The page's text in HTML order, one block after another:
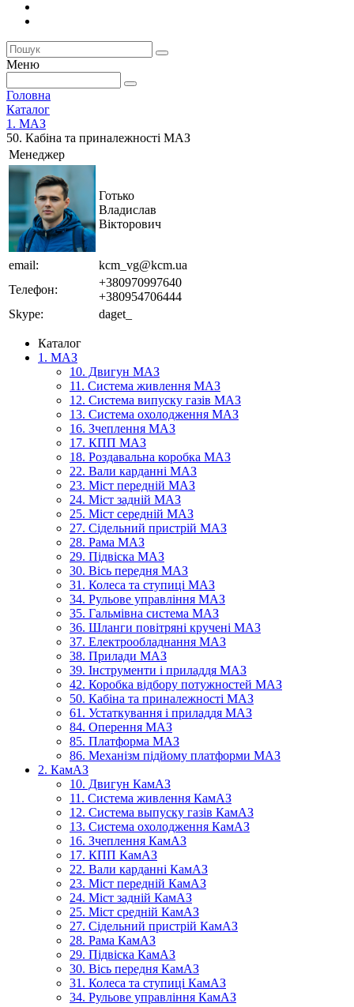
Меню
Головна
Каталог
1. МАЗ
50. Кабіна та приналежності МАЗ
Менеджер
Готько
Владислав
Вікторович
email:
kcm_vg@kcm.ua
Телефон:
+380970997640
+380954706444
Skype:
daget_
Каталог
1. МАЗ
10. Двигун МАЗ
11. Система живлення МАЗ
12. Система випуску газів МАЗ
13. Система охолодження МАЗ
16. Зчеплення МАЗ
17. КПП МАЗ
18. Роздавальна коробка МАЗ
22. Вали карданні МАЗ
23. Міст передній МАЗ
24. Міст задній МАЗ
25. Міст середній МАЗ
27. Сідельний пристрій МАЗ
28. Рама МАЗ
29. Підвіска МАЗ
30. Вісь передня МАЗ
31. Колеса та ступиці МАЗ
34. Рульове управління МАЗ
35. Гальмівна система МАЗ
36. Шланги повітряні кручені МАЗ
37. Електрообладнання МАЗ
38. Прилади МАЗ
39. Інструменти і приладдя МАЗ
42. Коробка відбору потужностей МАЗ
50. Кабіна та приналежності МАЗ
61. Устаткування і приладдя МАЗ
84. Оперення МАЗ
85. Платформа МАЗ
86. Механізм підйому платформи МАЗ
2. КамАЗ
10. Двигун КамАЗ
11. Система живлення КамАЗ
12. Система выпуску газів КамАЗ
13. Система охолодження КамАЗ
16. Зчеплення КамАЗ
17. КПП КамАЗ
22. Вали карданні КамАЗ
23. Міст передній КамАЗ
24. Міст задній КамАЗ
25. Міст средній КамАЗ
27. Сідельний пристрій КамАЗ
28. Рама КамАЗ
29. Підвіска КамАЗ
30. Вісь передня КамАЗ
31. Колеса та ступиці КамАЗ
34. Рульове управління КамАЗ